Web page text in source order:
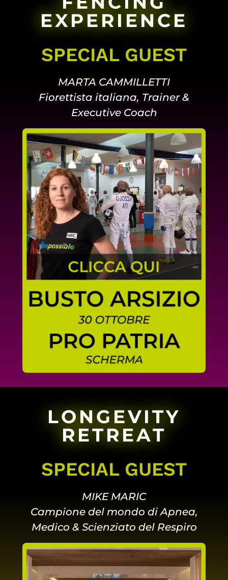
EXPERIENCE
SPECIAL GUEST
MARTA CAMMILLETTI
Fiorettista italiana, Trainer &
Executive Coach
SCOPRI DI PIÙ
LONGEVITY
RETREAT
SPECIAL GUEST
MIKE MARIC
Campione del mondo di Apnea,
Medico & Scienziato del Respiro